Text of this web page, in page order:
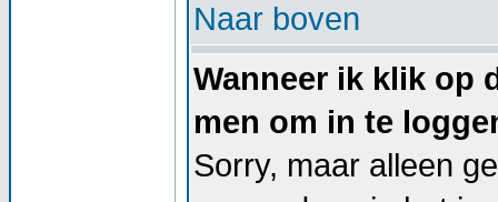
Naar boven
Wanneer ik klik op
men om in te
Sorry, maar alleen